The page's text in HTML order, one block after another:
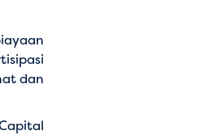
dan